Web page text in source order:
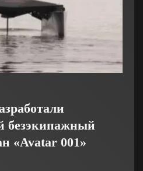
безэкипажный
«Avatar 001»